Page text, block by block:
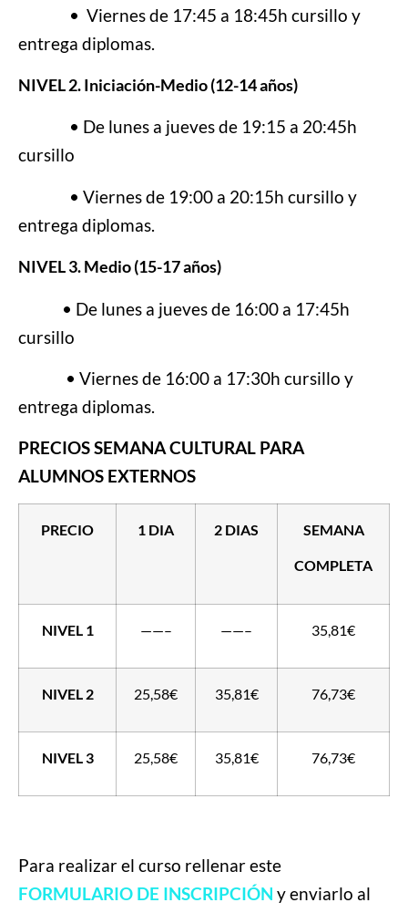
• Viernes de 17:45 a 18:45h cursillo y
entrega diplomas.
NIVEL 2. Iniciación-Medio (12-14 años)
• De lunes a jueves de 19:15 a 20:45h
cursillo
• Viernes de 19:00 a 20:15h cursillo y
entrega diplomas.
NIVEL 3. Medio (15-17 años)
• De lunes a jueves de 16:00 a 17:45h
cursillo
• Viernes de 16:00 a 17:30h cursillo y
entrega diplomas.
PRECIOS SEMANA CULTURAL PARA
ALUMNOS EXTERNOS
PRECIO 1 DIA 2 DIAS SEMANA
COMPLETA
NIVEL 1 ——– ——– 35,81€
NIVEL 2 25,58€ 35,81€ 76,73€
NIVEL 3 25,58€ 35,81€ 76,73€
Para realizar el curso rellenar este
FORMULARIO DE INSCRIPCIÓN y enviarlo al